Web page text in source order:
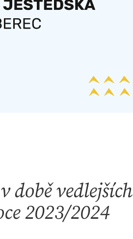
době vedlejších
2023/2024